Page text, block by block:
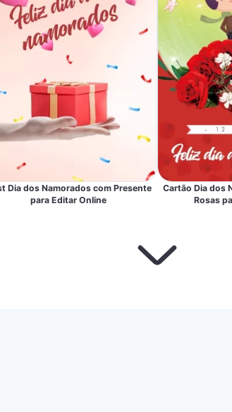
Dia dos Namorados com Presente
para Editar Online
Cartão Dia dos
Rosas